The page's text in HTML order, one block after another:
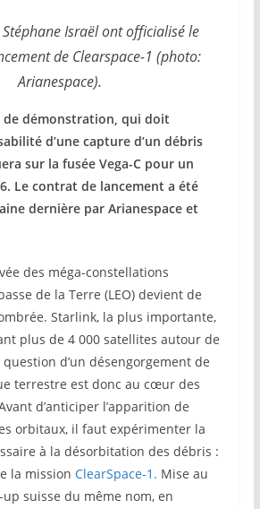
Israël ont officialisé le
de Clearspace-1 (photo:
Arianespace).
de démonstration, qui doit
d’une capture d’un débris
sur la fusée Vega-C pour un
Le contrat de lancement a été
dernière par Arianespace et
des méga-constellations
de la Terre (LEO) devient de
Starlink, la plus importante,
plus de 4 000 satellites autour de
d’un désengorgement de
terrestre est donc au cœur des
d’anticiper l’apparition de
orbitaux, il faut expérimenter la
à la désorbitation des débris :
la mission ClearSpace-1. Mise au
suisse du même nom, en